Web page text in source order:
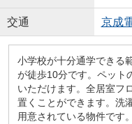
交通 京成
小学校が十分通学できる
が徒歩10分です。ペット
いただけます。全居室フ
置くことができます。洗
用意されている物件です